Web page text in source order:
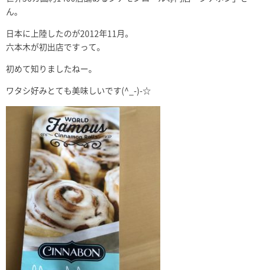
ん。
日本に上陸したのが2012年11月。
六本木が初出店ですって。
初めて知りましたねー。
ワタシ好みとても美味しいです(^_-)-☆